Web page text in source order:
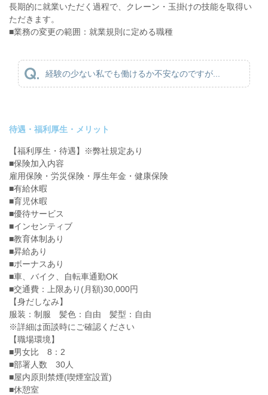
長期的に就業いただく過程で、クレーン・玉掛けの技能を取得い
ただきます。
■業務の変更の範囲：就業規則に定める職種
経験の少ない私でも働けるか不安なのですが...
待遇・福利厚生・メリット
【福利厚生・待遇】※弊社規定あり
■保険加入内容
雇用保険・労災保険・厚生年金・健康保険
■有給休暇
■育児休暇
■優待サービス
■インセンティブ
■教育体制あり
■昇給あり
■ボーナスあり
■車、バイク、自転車通勤OK
■交通費：上限あり(月額)30,000円
【身だしなみ】
服装：制服 髪色：自由 髪型：自由
※詳細は面談時にご確認ください
【職場環境】
■男女比 8：2
■部署人数 30人
■屋内原則禁煙(喫煙室設置)
■休憩室